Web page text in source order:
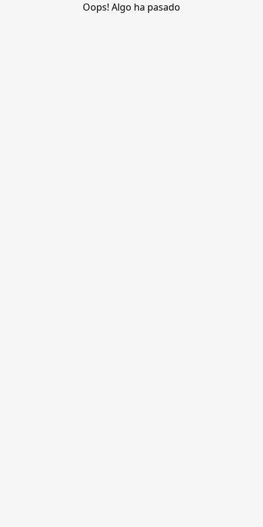
Oops! Algo ha pasado